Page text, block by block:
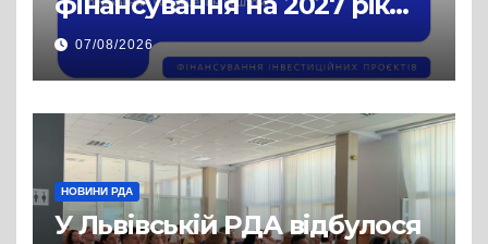
уже триває
07/08/2026
НОВИНИ РДА
У Львівській РДА відбулося